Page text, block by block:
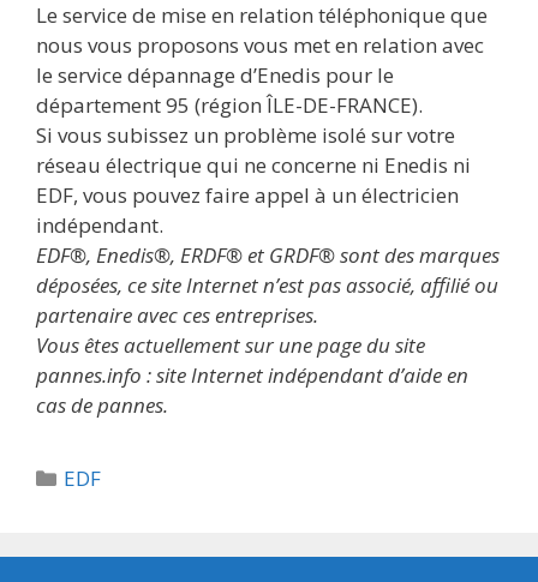
Le service de mise en relation téléphonique que
nous vous proposons vous met en relation avec
le service dépannage d’Enedis pour le
département 95 (région ÎLE-DE-FRANCE).
Si vous subissez un problème isolé sur votre
réseau électrique qui ne concerne ni Enedis ni
EDF, vous pouvez faire appel à un électricien
indépendant.
EDF®, Enedis®, ERDF® et GRDF® sont des marques
déposées, ce site Internet n’est pas associé, affilié ou
partenaire avec ces entreprises.
Vous êtes actuellement sur une page du site
pannes.info : site Internet indépendant d’aide en
cas de pannes.
Catégories
EDF